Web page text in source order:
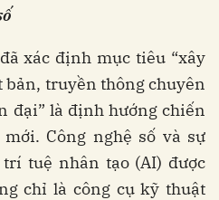
xác định mục tiêu “xây
bản, truyền thông chuyên
đại” là định hướng chiến
Công nghệ số và sự
tuệ nhân tạo (AI) được
chỉ là công cụ kỹ thuật